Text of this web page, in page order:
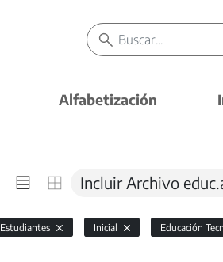
Alfabetización
Incluir Archivo
Estudiantes Inicial Educación